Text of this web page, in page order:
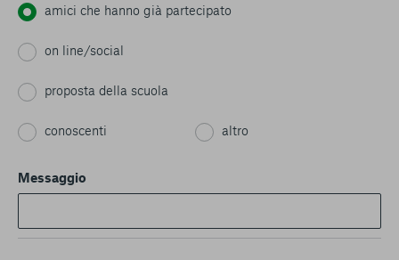
amici che hanno già partecipato
on line/social
proposta della scuola
conoscenti altro
Messaggio